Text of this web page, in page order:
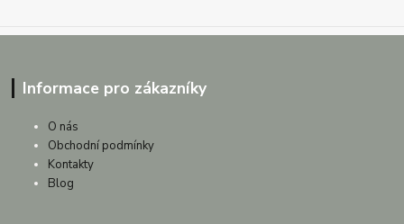
Informace pro zákazníky
O nás
Obchodní podmínky
Kontakty
Blog